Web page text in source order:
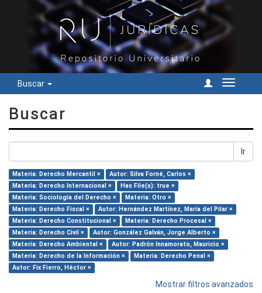
Buscar
Cambiar
Buscar
Ir
Materia: Derecho Mercantil ×
Autor: Silva Forné, Carlos ×
Materia: Derecho Internacional ×
Has File(s): true ×
Materia: Sociología del Derecho ×
Materia: Otro ×
Materia: Derecho Fiscal ×
Autor: Hernández Martínez, María del Pilar ×
Materia: Derecho Constitucional ×
Materia: Derecho Procesal ×
Materia: Derecho Civil ×
Autor: González Galván, Jorge Alberto ×
Materia: Derecho Ambiental ×
Autor: Padrón Innamorato, Mauricio ×
Materia: Derecho de la Información ×
Materia: Derecho Penal ×
Autor: Fix Fierro, Héctor ×
Mostrar filtros avanzados